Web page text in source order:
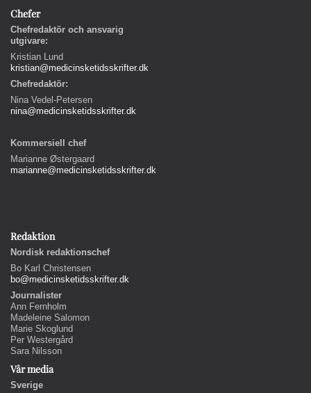
Chefer
Chefredaktör och ansvarig
utgivare:
Kristian Lund
kristian@medicinsketidsskrifter.dk
Chefredaktör:
Nina Vedel-Petersen
nina@medicinsketidsskrifter.dk
Kommersiell chef
Marianne Østergaard
marianne@medicinsketidsskrifter.dk
Redaktion
Nordisk redaktionschef
Bo Karl Christensen
bo@medicinsketidsskrifter.dk
Journalister
Ann Fernholm
Madeleine Salomon
Marie Skoglund
Per Westergård
Sara Nilsson
Vår media
Sverige